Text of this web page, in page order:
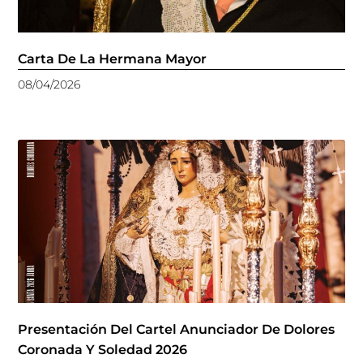
Carta De La Hermana Mayor
08/04/2026
Presentación Del Cartel Anunciador De Dolores
Coronada Y Soledad 2026